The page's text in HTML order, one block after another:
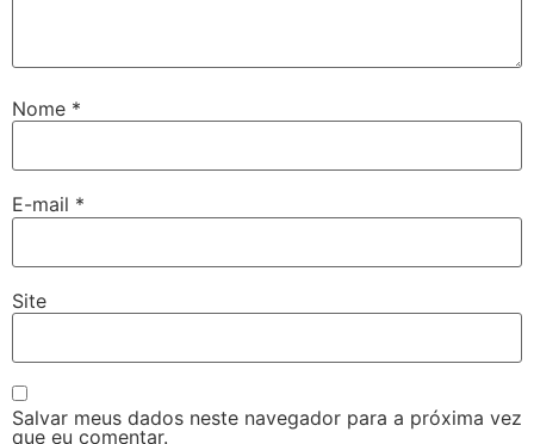
Nome *
E-mail *
Site
Salvar meus dados neste navegador para a próxima vez
que eu comentar.